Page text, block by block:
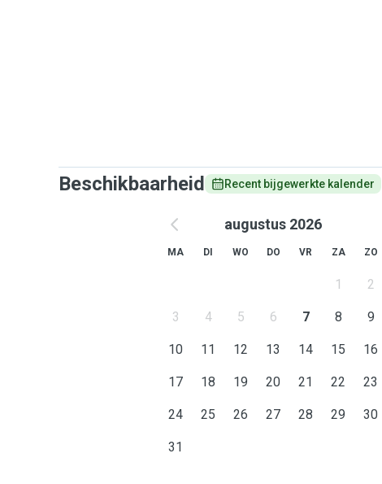
Beschikbaarheid Recent bijgewerkte kalender
augustus 2026
MA DI WO DO VR ZA ZO
1 2
3 4 5 6 7 8 9
10 11 12 13 14 15 16
17 18 19 20 21 22 23
24 25 26 27 28 29 30
31